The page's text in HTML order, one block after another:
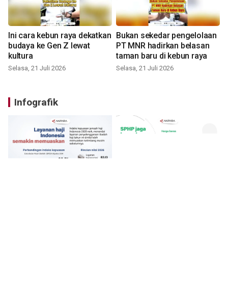
Ini cara kebun raya dekatkan
budaya ke Gen Z lewat
kultura
Selasa, 21 Juli 2026
Bukan sekedar pengelolaan
PT MNR hadirkan belasan
taman baru di kebun raya
Selasa, 21 Juli 2026
Infografik